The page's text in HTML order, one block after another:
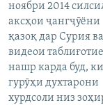
ноябри 2014
аксҳои ҷангҷӯёни
қазоқ дар Сурия
видеои
нашр карда буд,
гурӯҳи духтарони
хурдсоли низ